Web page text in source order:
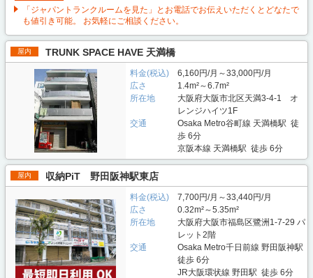
「ジャパントランクルームを見た」とお電話でお伝えいただくとどなたで
も値引き可能。 お気軽にご相談ください。
屋内 TRUNK SPACE HAVE 天満橋
料金(税込)
6,160円/月～33,000円/月
広さ
1.4m²～6.7m²
所在地
大阪府大阪市北区天満3-4-1 オ
レンジハイツ1F
交通
Osaka Metro谷町線 天満橋駅 徒
歩 6分
京阪本線 天満橋駅 徒歩 6分
屋内 収納PiT 野田阪神駅東店
料金(税込)
7,700円/月～33,440円/月
広さ
0.32m²～5.35m²
所在地
大阪府大阪市福島区鷺洲1-7-29 パ
レット2階
交通
Osaka Metro千日前線 野田阪神駅
徒歩 6分
JR大阪環状線 野田駅 徒歩 6分